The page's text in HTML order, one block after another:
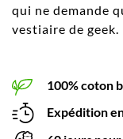
qui ne demande
vestiaire de geek.
100% coton
Expédition